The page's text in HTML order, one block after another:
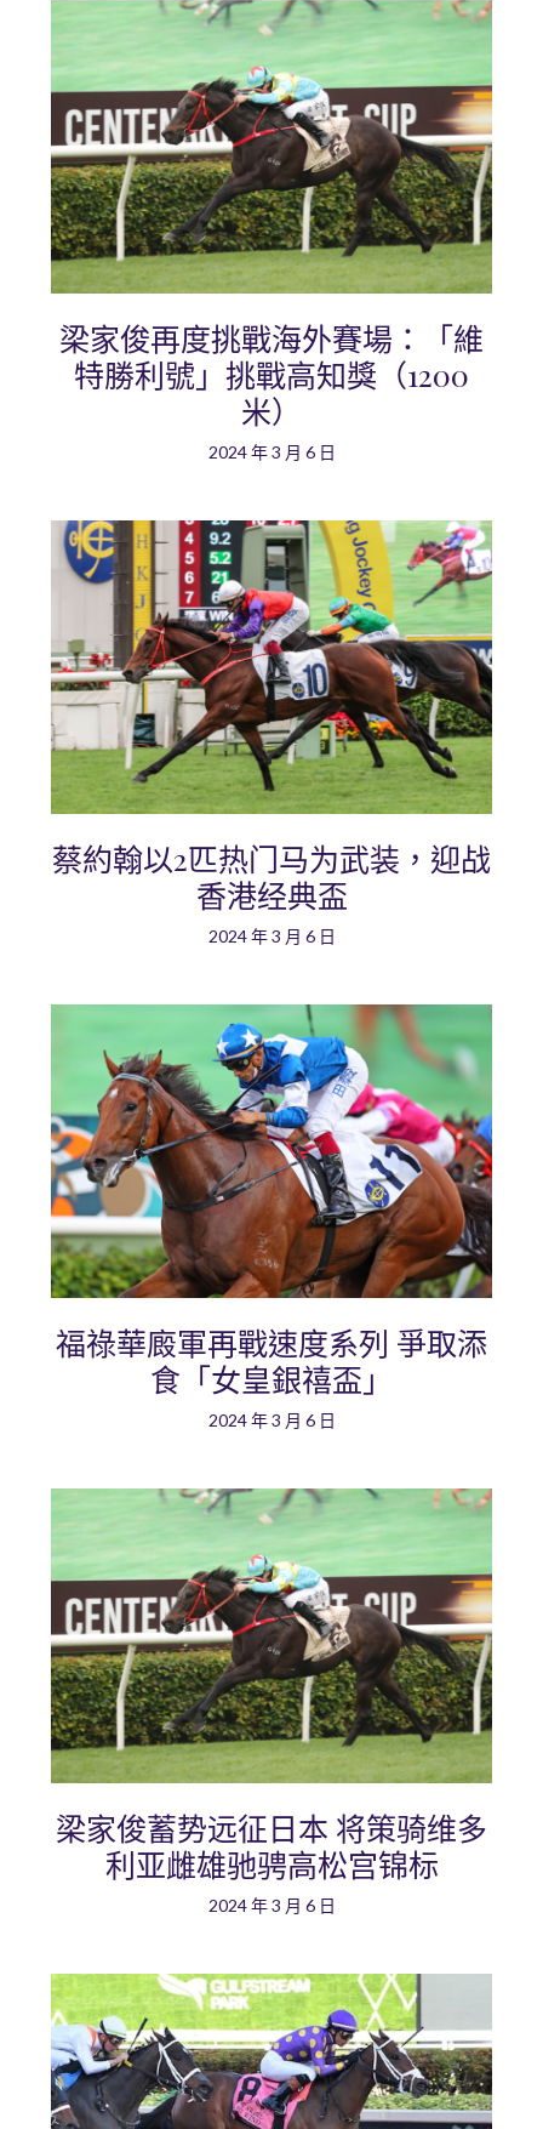
梁家俊再度挑戰海外賽場：「維
特勝利號」挑戰高知獎（1200
米）
2024 年 3 月 6 日
蔡約翰以2匹热门马为武装，迎战
香港经典盃
2024 年 3 月 6 日
福祿華廄軍再戰速度系列 爭取添
食「女皇銀禧盃」
2024 年 3 月 6 日
梁家俊蓄势远征日本 将策骑维多
利亚雌雄驰骋高松宫锦标
2024 年 3 月 6 日